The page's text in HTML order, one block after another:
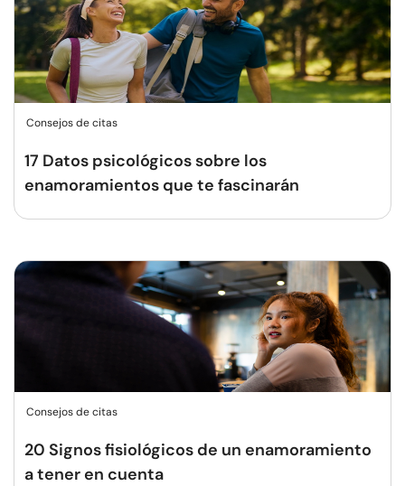
Consejos de citas
17 Datos psicológicos sobre los
enamoramientos que te fascinarán
Consejos de citas
20 Signos fisiológicos de un enamoramiento
a tener en cuenta